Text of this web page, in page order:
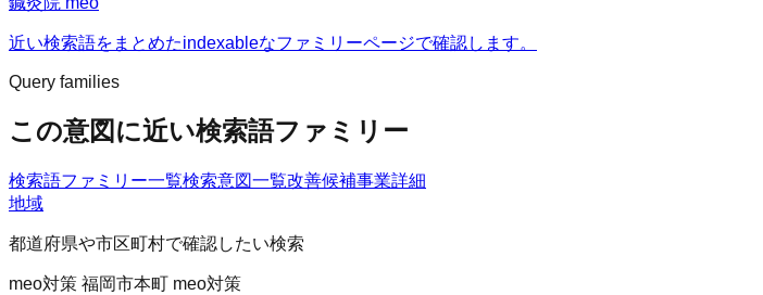
近い検索語をまとめたindexableなファミリーページで確認します。
Query families
この意図に近い検索語ファミリー
検索語ファミリー一覧検索意図一覧改善候補事業詳細
地域
都道府県や市区町村で確認したい検索
meo対策 福岡市本町 meo対策